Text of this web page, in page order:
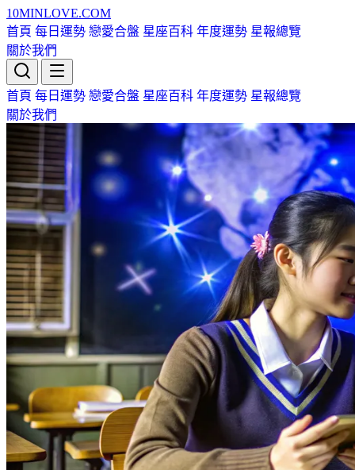
10MINLOVE.COM
首頁 每日運勢 戀愛合盤 星座百科 年度運勢 星報總覽
關於我們
首頁 每日運勢 戀愛合盤 星座百科 年度運勢 星報總覽
關於我們